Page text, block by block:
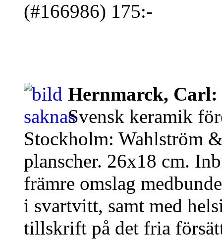
(#166986) 175:-
Hernmarck, Carl:
Svensk keramik
Stockholm: Wahlström
planscher. 26x18 cm.
främre omslag
i svartvitt, samt med
tillskrift på det fria